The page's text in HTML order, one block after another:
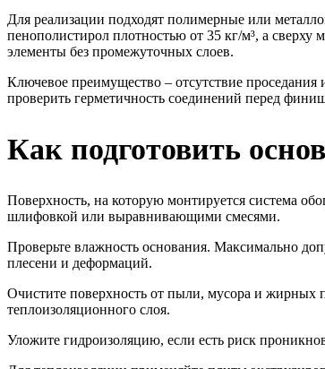
Для реализации подходят полимерные или
пенополистирол плотностью от 35 кг/м³, а
элементы без промежуточных слоев.
Ключевое преимущество – отсутствие
проверить герметичность соединений перед
Как подготовить
Поверхность, на которую монтируется система
шлифовкой или выравнивающими смесями.
Проверьте влажность основания. Максимально
плесени и деформаций.
Очистите поверхность от пыли, мусора и жирных
теплоизоляционного слоя.
Уложите гидроизоляцию, если есть риск